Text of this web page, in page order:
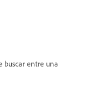
buscar entre una